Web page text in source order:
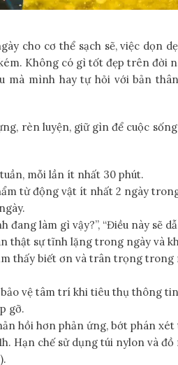
cho cơ thể sạch sẽ, việc dọn
Không có gì tốt đẹp trên đời
mà mình hay tự hỏi với bản
rèn luyện, giữ gìn để cuộc
mỗi lần ít nhất 30 phút.
từ động vật ít nhất 2 ngày
đang làm gì vậy?”, “Điều này sẽ
thật sự tĩnh lặng trong ngày và
thấy biết ơn và trân trọng trong
vệ tâm trí khi tiêu thụ thông
gỡ.
hồi hơn phản ứng, bớt phán
Hạn chế sử dụng túi nylon và